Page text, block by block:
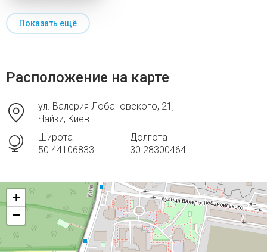
Показать ещё
Расположение на карте
ул. Валерия Лобановского, 21,
Чайки, Киев
Широта
50.44106833
Долгота
30.28300464
+
−